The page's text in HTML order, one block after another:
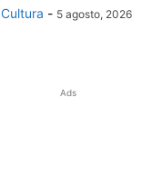
Cultura - 5 agosto, 2026
Ads